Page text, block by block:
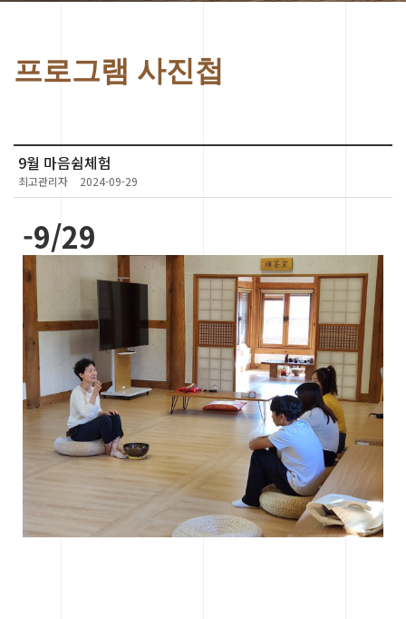
프로그램 사진첩
9월 마음쉼체험
최고관리자 2024-09-29
-9/29